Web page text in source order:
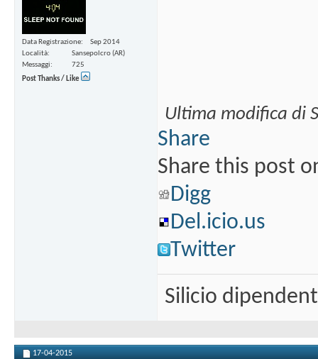
Data Registrazione
Sep 2014
Località
Sansepolcro (AR)
Messaggi
725
Post Thanks / Like
Ultima modifica di
Share
Share this post
Digg
Del.icio.us
Twitter
Silicio
17-04-2015